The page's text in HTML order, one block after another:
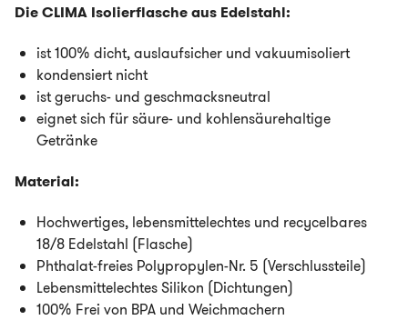
Die CLIMA Isolierflasche aus Edelstahl:
ist 100% dicht, auslaufsicher und vakuumisoliert
kondensiert nicht
ist geruchs- und geschmacksneutral
eignet sich für säure- und kohlensäurehaltige
Getränke
Material:
Hochwertiges, lebensmittelechtes und recycelbares
18/8 Edelstahl (Flasche)
Phthalat-freies Polypropylen-Nr. 5 (Verschlussteile)
Lebensmittelechtes Silikon (Dichtungen)
100% Frei von BPA und Weichmachern